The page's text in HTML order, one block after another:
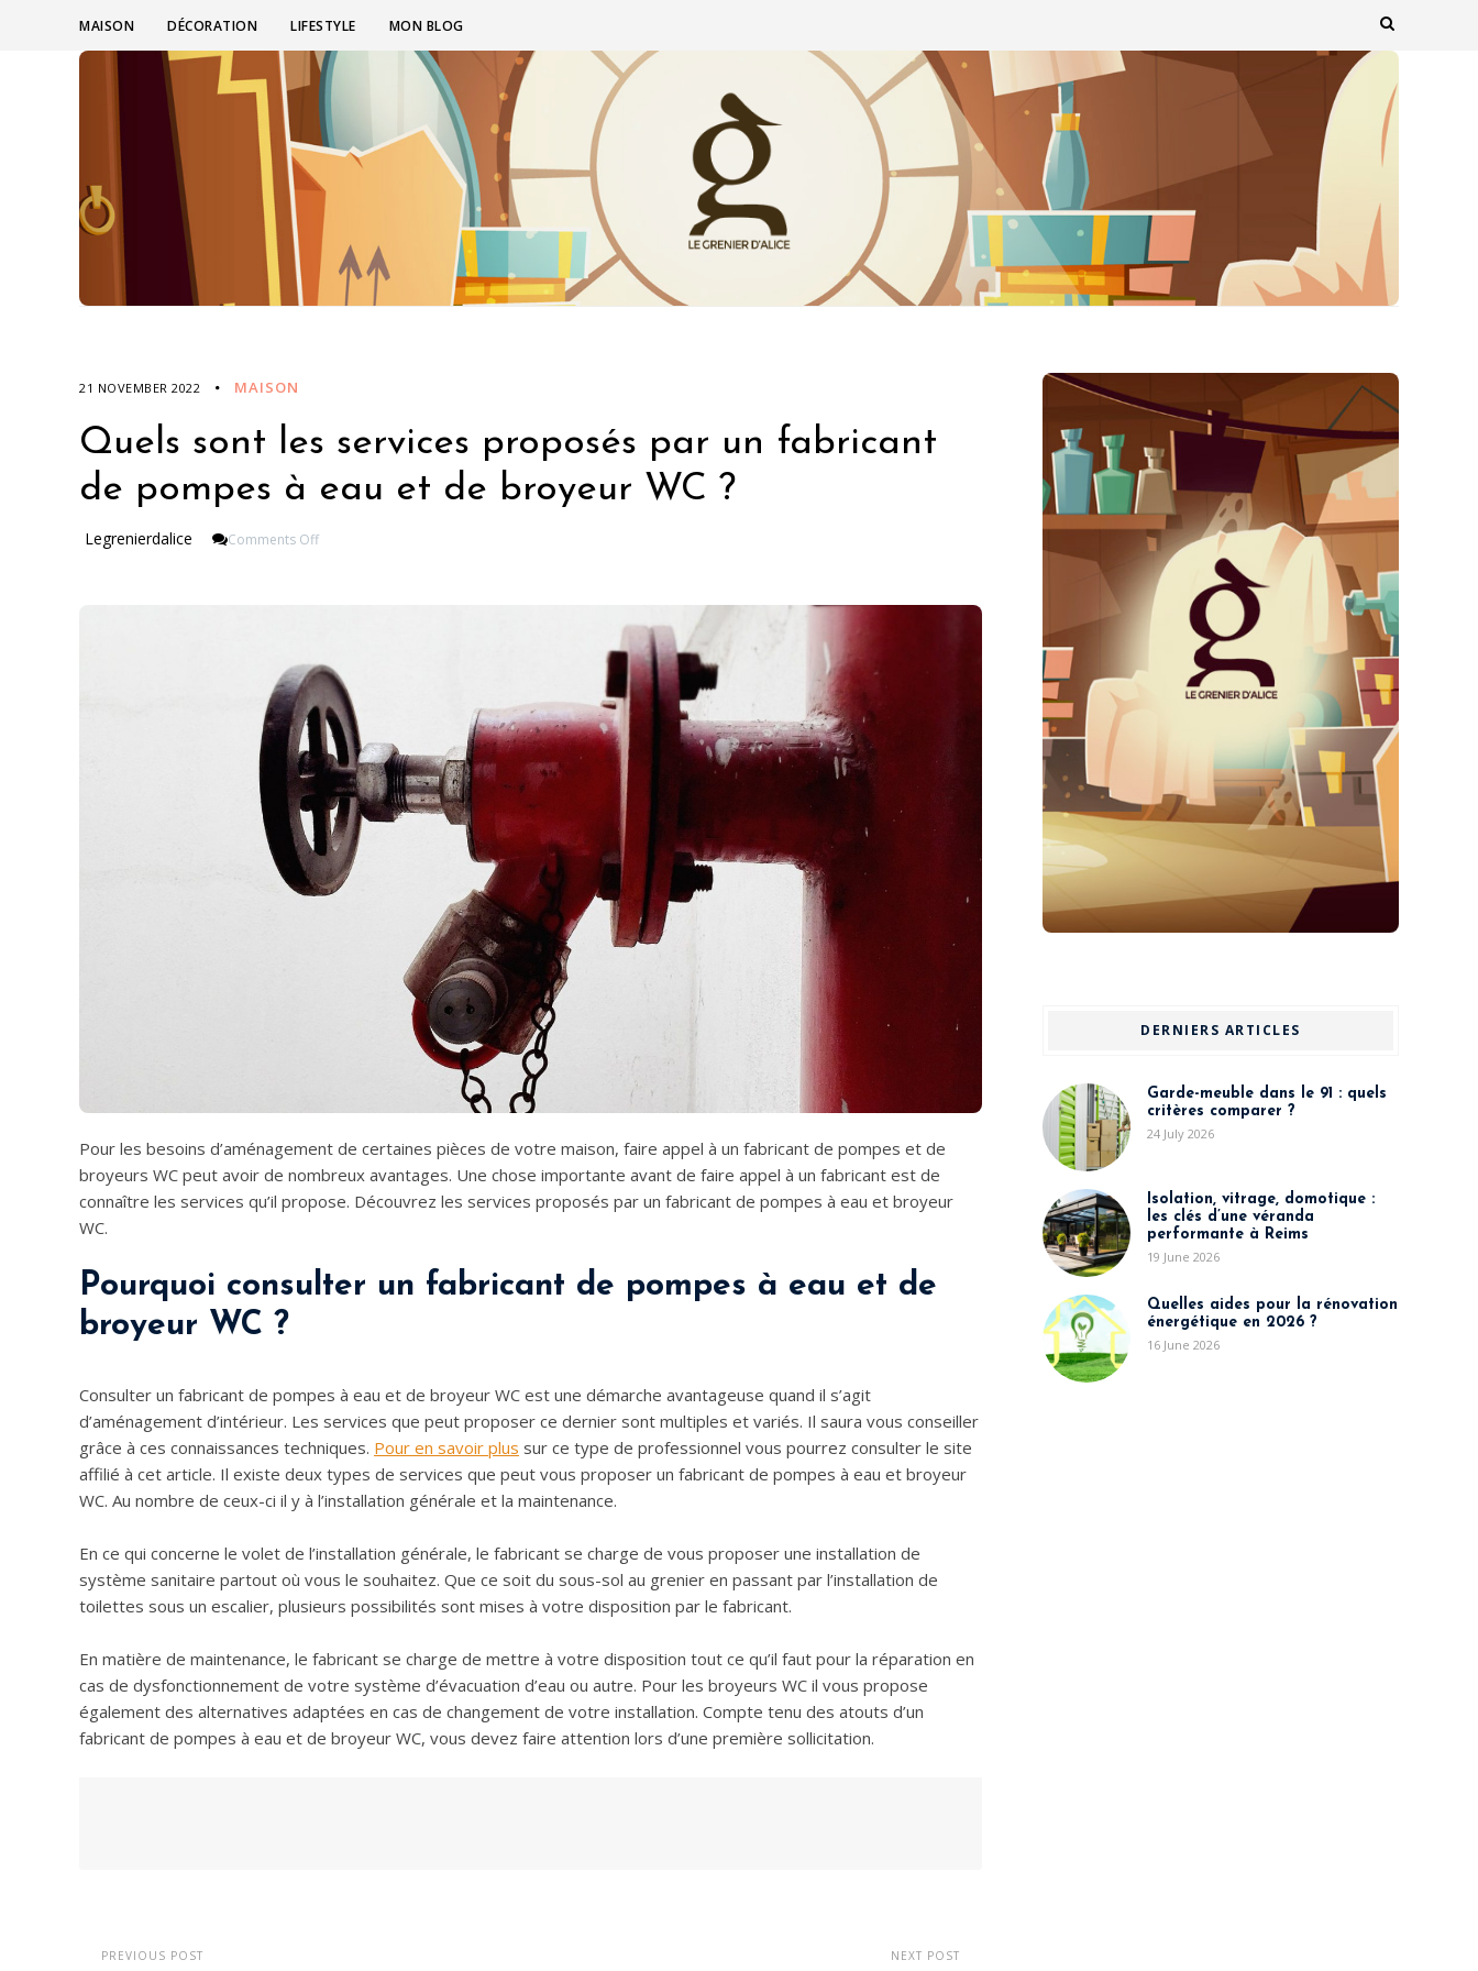
MAISON DÉCORATION LIFESTYLE MON BLOG
21 NOVEMBER 2022 MAISON
Quels sont les services proposés par un fabricant
de pompes à eau et de broyeur WC ?
Legrenierdalice Comments OffOn
Par
Un
Fabricant
De
Pompes
À
Eau
Et
De
Broyeur
WC
?
Pour les besoins d’aménagement de certaines pièces de votre maison, faire appel à un fabricant de pompes et de
broyeurs WC peut avoir de nombreux avantages. Une chose importante avant de faire appel à un fabricant est de
connaître les services qu’il propose. Découvrez les services proposés par un fabricant de pompes à eau et broyeur
WC.
Pourquoi consulter un fabricant de pompes à eau et de
broyeur WC ?
Consulter un fabricant de pompes à eau et de broyeur WC est une démarche avantageuse quand il s’agit
d’aménagement d’intérieur. Les services que peut proposer ce dernier sont multiples et variés. Il saura vous conseiller
grâce à ces connaissances techniques. Pour en savoir plus sur ce type de professionnel vous pourrez consulter le site
affilié à cet article. Il existe deux types de services que peut vous proposer un fabricant de pompes à eau et broyeur
WC. Au nombre de ceux-ci il y à l’installation générale et la maintenance.
En ce qui concerne le volet de l’installation générale, le fabricant se charge de vous proposer une installation de
système sanitaire partout où vous le souhaitez. Que ce soit du sous-sol au grenier en passant par l’installation de
toilettes sous un escalier, plusieurs possibilités sont mises à votre disposition par le fabricant.
En matière de maintenance, le fabricant se charge de mettre à votre disposition tout ce qu’il faut pour la réparation en
cas de dysfonctionnement de votre système d’évacuation d’eau ou autre. Pour les broyeurs WC il vous propose
également des alternatives adaptées en cas de changement de votre installation. Compte tenu des atouts d’un
fabricant de pompes à eau et de broyeur WC, vous devez faire attention lors d’une première sollicitation.
PREVIOUS POST NEXT POST
DERNIERS ARTICLES
Garde-meuble dans le 91 : quels
critères comparer ?
24 July 2026
Isolation, vitrage, domotique :
les clés d’une véranda
performante à Reims
19 June 2026
Quelles aides pour la rénovation
énergétique en 2026 ?
16 June 2026